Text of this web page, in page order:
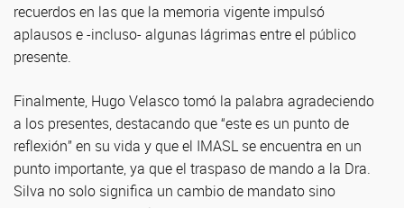
recuerdos en las que la memoria vigente impulsó
aplausos e -incluso- algunas lágrimas entre el público
presente.
Finalmente, Hugo Velasco tomó la palabra agradeciendo
a los presentes, destacando que “este es un punto de
reflexión” en su vida y que el IMASL se encuentra en un
punto importante, ya que el traspaso de mando a la Dra.
Silva no solo significa un cambio de mandato sino